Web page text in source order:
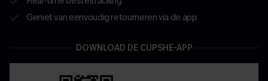
Geniet van eenvoudig retourneren via de app
DOWNLOAD DE CUPSHE-APP